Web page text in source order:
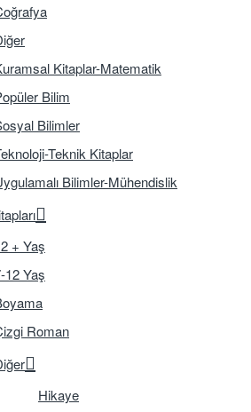
Kitaplar-Matematik
Bilim
Bilimler
Teknik Kitaplar
Bilimler-Mühendislik
+ Yaş
12 Yaş
Roman
Hikaye